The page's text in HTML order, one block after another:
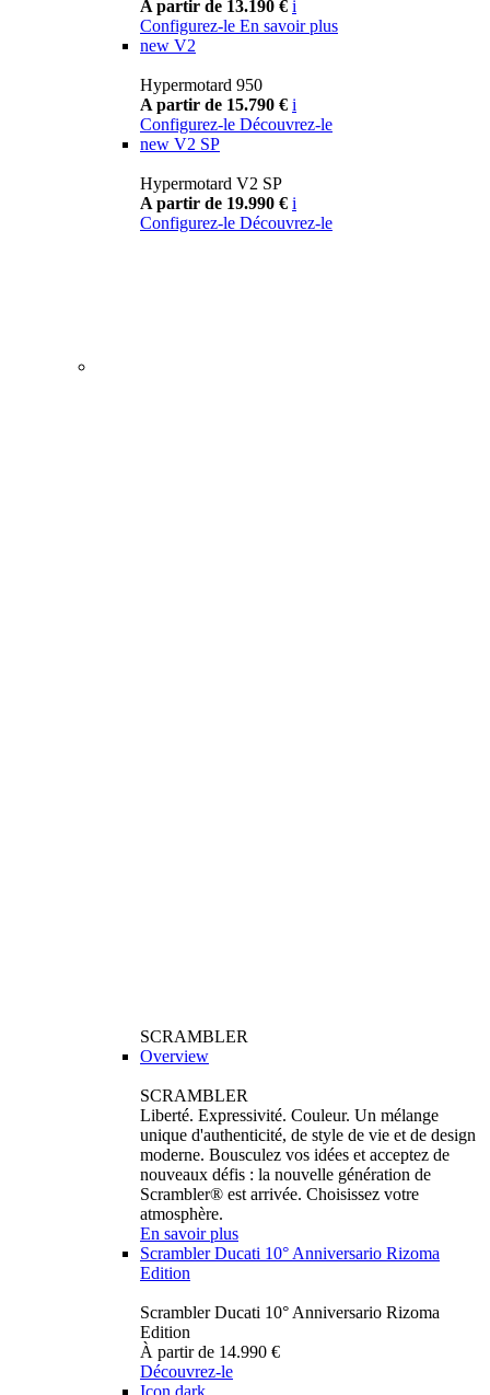
A partir de 13.190 € i
Configurez-le En savoir plus
new V2
Hypermotard 950
A partir de 15.790 € i
Configurez-le Découvrez-le
new V2 SP
Hypermotard V2 SP
A partir de 19.990 € i
Configurez-le Découvrez-le
SCRAMBLER
Overview
SCRAMBLER
Liberté. Expressivité. Couleur. Un mélange
unique d'authenticité, de style de vie et de design
moderne. Bousculez vos idées et acceptez de
nouveaux défis : la nouvelle génération de
Scrambler® est arrivée. Choisissez votre
atmosphère.
En savoir plus
Scrambler Ducati 10° Anniversario Rizoma
Edition
Scrambler Ducati 10° Anniversario Rizoma
Edition
À partir de 14.990 €
Découvrez-le